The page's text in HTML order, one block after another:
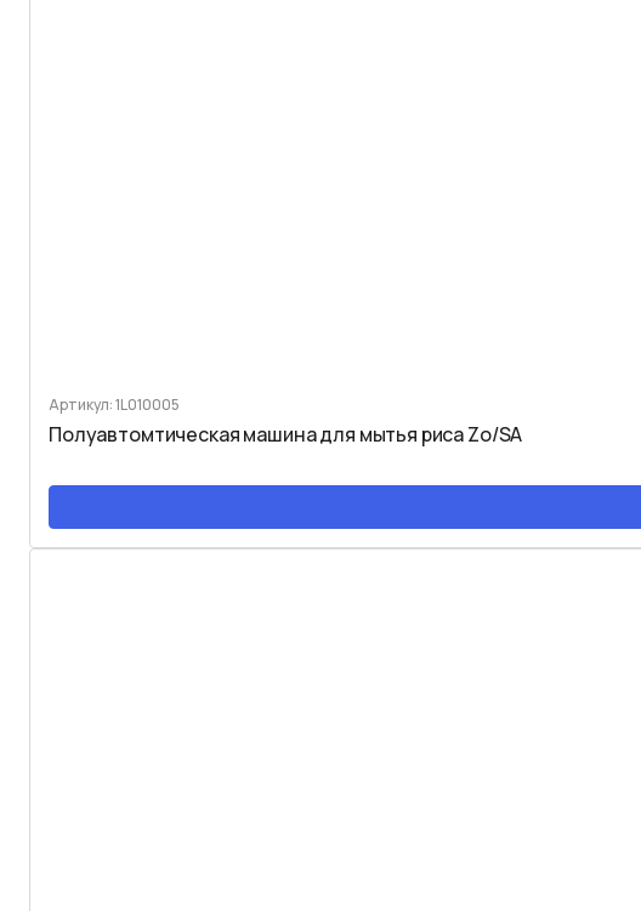
Артикул: 1L010005
Полуавтомтическая машина для мытья риса Zo/SA